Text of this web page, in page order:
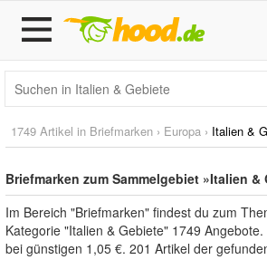
1749 Artikel in Briefmarken › Europa › Italien &
Briefmarken zum Sammelgebiet »Italien
Im Bereich "Briefmarken" findest du zum
Kategorie "Italien & Gebiete" 1749
bei günstigen 1,05 €. 201 Artikel der